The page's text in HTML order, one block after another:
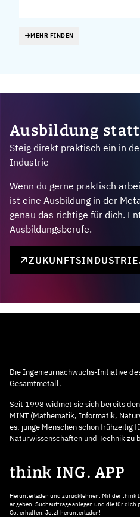
MEHR FINDEN
Ausbildung
Steig direkt praktisch ein in
Industrie
Wenn du gerne praktisch
ist eine Ausbildung in der
genau das richtige für dich.
Ausbildungsberufe.
Die Ingenieurnachwuchs-Initiative
Gesamtmetall.
Seit 1998 widmet sie sich bereits
MINT (Mathematik, Informatik,
es, junge Menschen schon frühzeitig
Naturwissenschaften und Technik zu
think ING. APP
Herunterladen und zurücklehnen: Mit der think
angeben, Suchaufträge anlegen und die für
Co. erhalten. Jetzt herunterladen!